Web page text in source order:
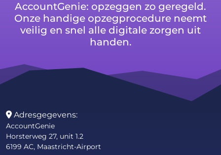
AccountGenie: opzeggen zo geregeld.
Onze handige opzegprocedure neemt
veilig en snel alle digitale zorgen uit
handen.
Adresgegevens:
AccountGenie
Horsterweg 27, unit 1.2
6199 AC, Maastricht-Airport